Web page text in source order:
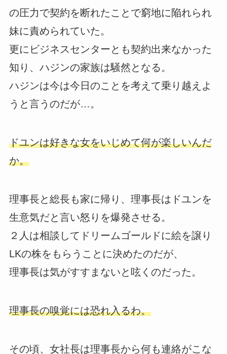
の圧力で契約を断れたことで窮地に陥れられ
妹に責められていた。
更にビジネスセンターとも契約出来なかった
知り、ハジンの家族は騒然となる。
ハジンは今は今日のことを考えて乗り越えよ
うと言うのだが…。
ドユンは好きな女をいじめて何が楽しいんだ
か。
理事長と総長も家に帰り、理事長はドユンを
生意気だと言い怒りを爆発させる。
２人は相談してドリームゴールドに絵を譲り
LKの株をもらうことに決めたのだが、
理事長は気がすすまないと呟くのだった。
理事長の嗅覚には恐れ入るわ。
その頃、女社長は理事長から何も連絡がこな